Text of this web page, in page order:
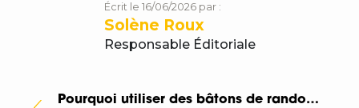
Écrit le 16/06/2026 par :
Solène Roux
Responsable Éditoriale
Pourquoi utiliser des bâtons de randonnée ?